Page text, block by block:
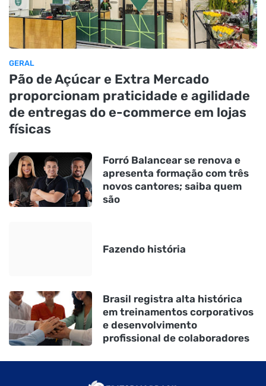
GERAL
Pão de Açúcar e Extra Mercado
proporcionam praticidade e agilidade
de entregas do e-commerce em lojas
físicas
Forró Balancear se renova e
apresenta formação com três
novos cantores; saiba quem
são
Fazendo história
Brasil registra alta histórica
em treinamentos corporativos
e desenvolvimento
profissional de colaboradores